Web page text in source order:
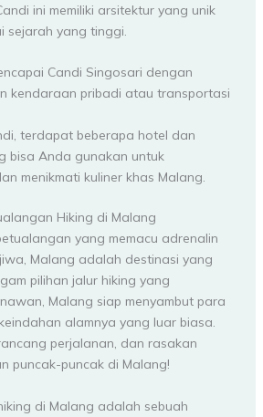
ini memiliki arsitektur yang unik
sejarah yang tinggi.
Candi Singosari dengan
kendaraan pribadi atau transportasi
terdapat beberapa hotel dan
bisa Anda gunakan untuk
menikmati kuliner khas Malang.
Hiking di Malang
yang memacu adrenalin
Malang adalah destinasi yang
pilihan jalur hiking yang
Malang siap menyambut para
alamnya yang luar biasa.
perjalanan, dan rasakan
puncak-puncak di Malang!
di Malang adalah sebuah